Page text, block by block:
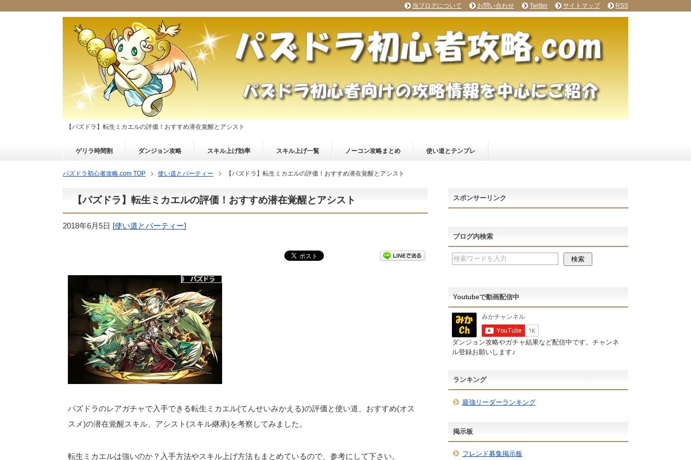
【パズドラ】転生ミカエルの評価！おすすめ潜在覚醒とアシスト
ゲリラ時間割 ダンジョン攻略 スキル上げ効率 スキル上げ一覧 ノーコン攻略まとめ 使い道とテンプレ
パズドラ初心者攻略.com TOP 使い道とパーティー 【パズドラ】転生ミカエルの評価！おすすめ潜在覚醒とアシスト
【パズドラ】転生ミカエルの評価！おすすめ潜在覚醒とアシスト
2018年6月5日 [使い道とパーティー]
パズドラのレアガチャで入手できる転生ミカエル(てんせいみかえる)の評価と使い道、おすすめ(オス
スメ)の潜在覚醒スキル、アシスト(スキル継承)を考察してみました。
転生ミカエルは強いのか？入手方法やスキル上げ方法もまとめているので、参考にして下さい。
スポンサーリンク
ブログ内検索
Youtubeで動画配信中
ダンジョン攻略やガチャ結果など配信中です。チャンネ
ル登録お願いします♪
ランキング
最強リーダーランキング
掲示板
フレンド募集掲示板
当ブログについて お問い合わせ Twitter サイトマップ RSS